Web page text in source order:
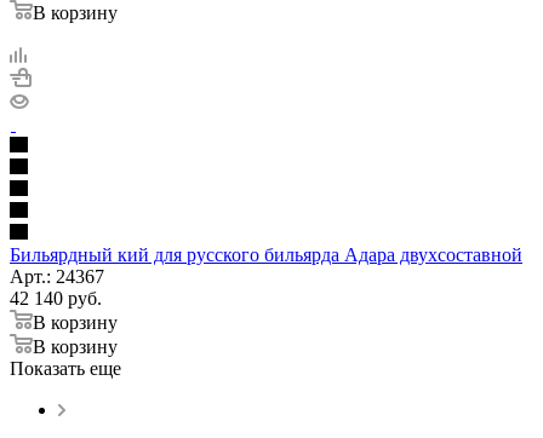
В корзину
Бильярдный кий для русского бильярда Адара двухсоставной
Арт.: 24367
42 140 руб.
В корзину
В корзину
Показать еще